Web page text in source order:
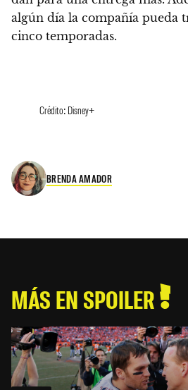
algún día la compañía pueda
cinco temporadas.
Crédito: Disney+
BRENDA AMADOR
MÁS EN SPOILER